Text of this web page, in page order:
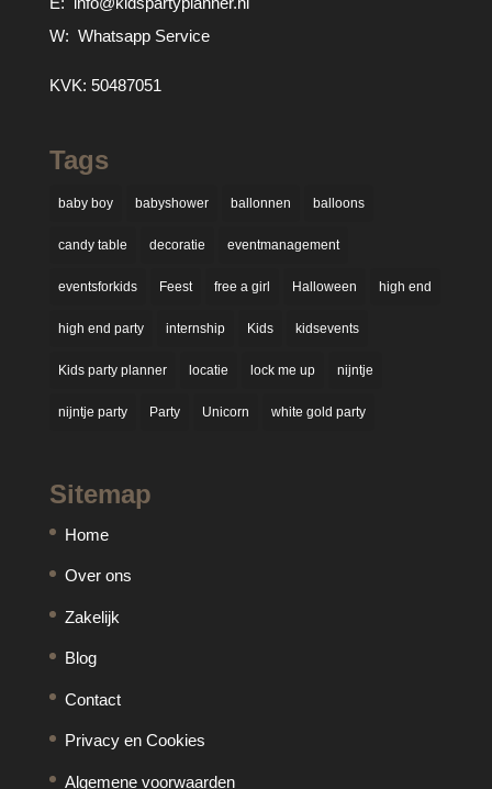
W: Whatsapp Service
KVK: 50487051
Tags
baby boy babyshower ballonnen balloons
candy table decoratie eventmanagement
eventsforkids Feest free a girl Halloween high end
high end party internship Kids kidsevents
Kids party planner locatie lock me up nijntje
nijntje party Party Unicorn white gold party
Sitemap
Home
Over ons
Zakelijk
Blog
Contact
Privacy en Cookies
Algemene voorwaarden